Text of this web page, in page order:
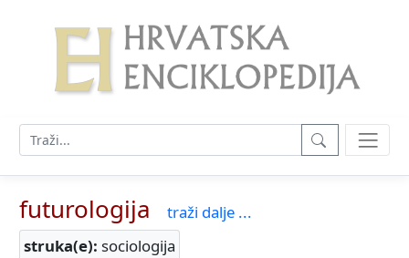
futurologija
traži dalje ...
struka(e): sociologija